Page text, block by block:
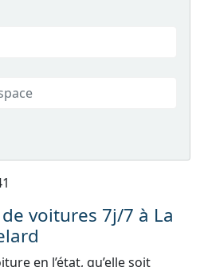
voitures 7j/7 à La
en l’état, qu’elle soit